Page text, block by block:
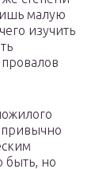
малую
изучить
быть, но